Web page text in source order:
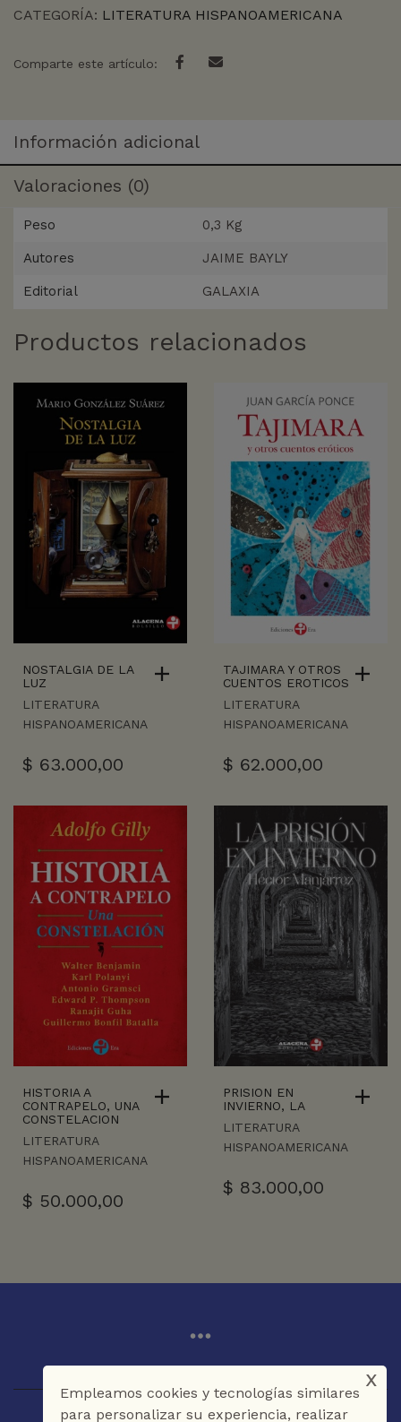
CATEGORÍA: LITERATURA HISPANOAMERICANA
Comparte este artículo:
Información adicional
Valoraciones (0)
Peso 0,3 Kg
Autores JAIME BAYLY
Editorial GALAXIA
Productos relacionados
NOSTALGIA DE LA
LUZ
LITERATURA
HISPANOAMERICANA
$ 63.000,00
TAJIMARA Y OTROS
CUENTOS EROTICOS
LITERATURA
HISPANOAMERICANA
$ 62.000,00
HISTORIA A
CONTRAPELO, UNA
CONSTELACION
LITERATURA
HISPANOAMERICANA
$ 50.000,00
PRISION EN
INVIERNO, LA
LITERATURA
HISPANOAMERICANA
$ 83.000,00
Empleamos cookies y tecnologías similares
para personalizar su experiencia, realizar
x